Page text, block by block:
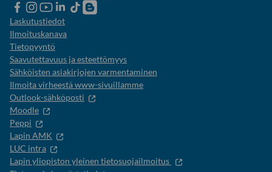
Lapin
yliopiston
Facebook
Lapin
yliopiston
instagram-
tili
Lapin
yliopiston
Youtube-
kanava
Lapin
yliopisto
Linkedinissä
LapinOpiskelijaelämää-
Laskutustiedot
Ilmoituskanava
Tietopyyntö
Saavutettavuus ja esteettömyys
Sähköisten asiakirjojen varmentaminen
Ilmoita virheestä www-sivuillamme
Outlook-sähköposti
Moodle
Peppi
Lapin AMK
LUC intra
Lapin yliopiston yleinen tietosuojailmoitus